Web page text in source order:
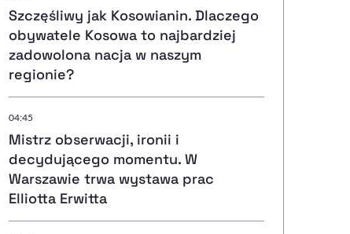
Deklaracja dostępności, otwiera się w nowym oknie
Zgłoś problem
, otwiera się w
Szczęśliwy jak Kosowianin. Dlaczego
obywatele Kosowa to najbardziej
zadowolona nacja w naszym
regionie?
04:45
Mistrz obserwacji, ironii i
decydującego momentu. W
Warszawie trwa wystawa prac
Elliotta Erwitta